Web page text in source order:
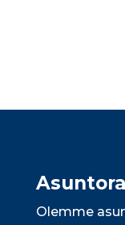
Olemme